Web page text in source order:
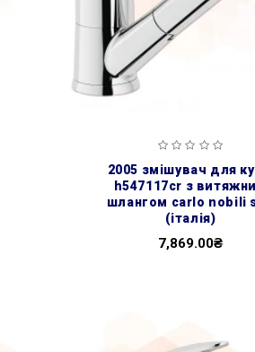
2005 змішувач для кухні
h547117cr з
шлангом carlo nobili
(італія)
7,869.00₴